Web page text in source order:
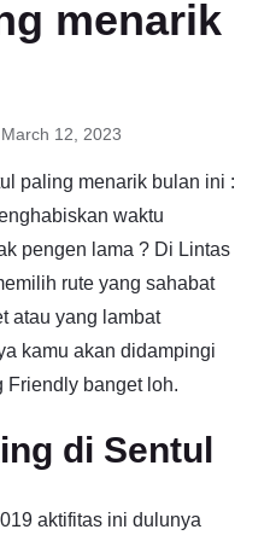
menarik
March 12, 2023
paling menarik bulan ini :
waktu
pengen lama ? Di Lintas
rute yang sahabat
atau yang lambat
kamu akan didampingi
Friendly banget loh.
di Sentul
aktifitas ini dulunya